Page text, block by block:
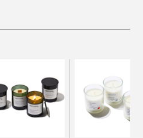
々しさと温かみのあるアン
香り。